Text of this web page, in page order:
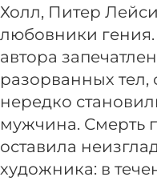
Холл, Питер
любовники
автора
разорванных
нередко
мужчина. Смерть
оставила
художника: в